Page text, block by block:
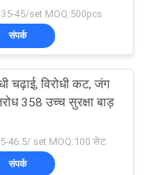
35-45/set MOQ:500pcs
संपर्क
चढ़ाई, विरोधी कट, जंग
358 उच्च सुरक्षा बाड़
46.5/ set MOQ:100 सेट
संपर्क